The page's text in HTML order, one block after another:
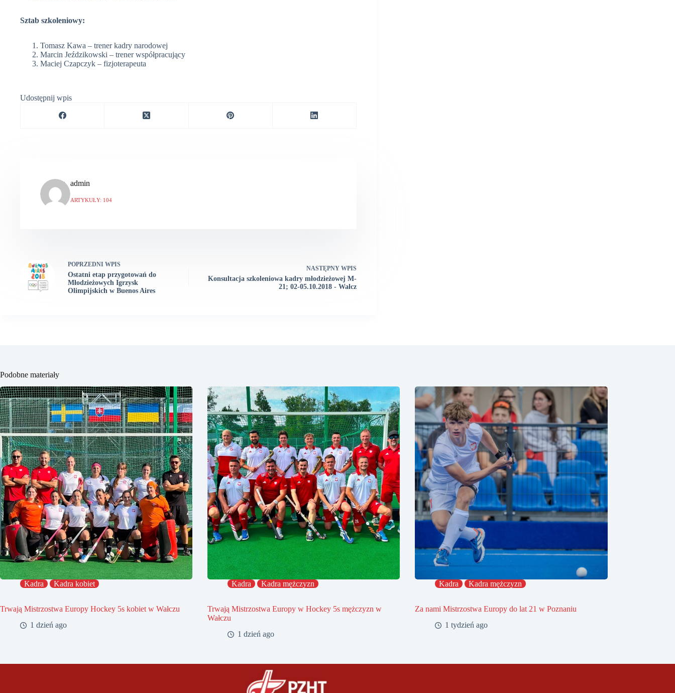
Sztab szkoleniowy:
Tomasz Kawa – trener kadry narodowej
Marcin Jeździkowski – trener współpracujący
Maciej Czapczyk – fizjoterapeuta
Udostępnij wpis
admin
ARTYKUŁY: 104
POPRZEDNI WPIS
Ostatni etap przygotowań do
Młodzieżowych Igrzysk
Olimpijskich w Buenos Aires
NASTĘPNY WPIS
Konsultacja szkoleniowa kadry młodzieżowej M-
21; 02-05.10.2018 - Wałcz
Podobne materiały
Kadra Kadra kobiet
Trwają Mistrzostwa Europy Hockey 5s kobiet w Wałczu
1 dzień ago
Kadra Kadra mężczyzn
Trwają Mistrzostwa Europy w Hockey 5s mężczyzn w
Wałczu
1 dzień ago
Kadra Kadra mężczyzn
Za nami Mistrzostwa Europy do lat 21 w Poznaniu
1 tydzień ago